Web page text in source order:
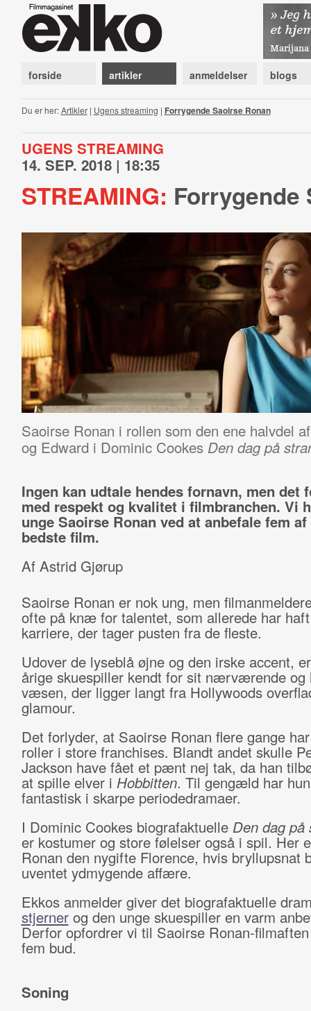
forside artikler anmeldelser blogs
Du er her:Artikler| Ugens streaming | Forrygende Saoirse Ronan
UGENS STREAMING
14. SEP. 2018 | 18:35
STREAMING: Forrygende
Saoirse Ronan i rollen som den ene halvdel
og Edward i Dominic Cookes Den dag på
Ingen kan udtale hendes fornavn, men det
med respekt og kvalitet i filmbranchen. Vi
unge Saoirse Ronan ved at anbefale fem af
bedste film.
Af Astrid Gjørup
Saoirse Ronan er nok ung, men
ofte på knæ for talentet, som allerede har
karriere, der tager pusten fra de fleste.
Udover de lyseblå øjne og den irske accent,
årige skuespiller kendt for sit nærværende
væsen, der ligger langt fra Hollywoods
glamour.
Det forlyder, at Saoirse Ronan flere gange
roller i store franchises. Blandt andet skulle
Jackson have fået et pænt nej tak, da han
at spille elver i Hobbitten. Til gengæld har
fantastisk i skarpe periodedramaer.
I Dominic Cookes biografaktuelle Den dag på
er kostumer og store følelser også i spil. Her
Ronan den nygifte Florence, hvis bryllupsnat
uventet ydmygende affære.
Ekkos anmelder giver det biografaktuelle
stjernerog den unge skuespiller en varm
Derfor opfordrer vi til Saoirse Ronan-
fem bud.
Soning